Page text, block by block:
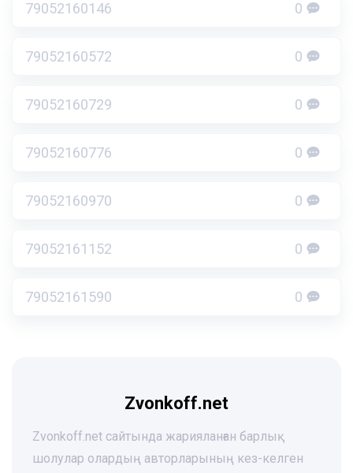
79052160146 0
79052160572 0
79052160729 0
79052160776 0
79052160970 0
79052161152 0
79052161590 0
Zvonkoff.net
Zvonkoff.net сайтында жарияланған барлық
шолулар олардың авторларының кез-келген